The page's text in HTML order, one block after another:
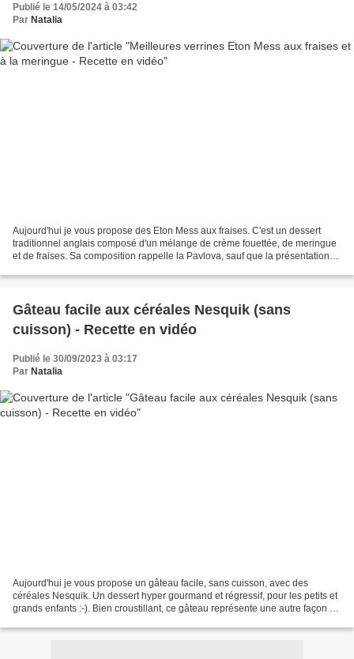
Publié le 14/05/2024 à 03:42
Par Natalia
Aujourd'hui je vous propose des Eton Mess aux fraises. C'est un dessert
traditionnel anglais composé d'un mélange de crème fouettée, de meringue
et de fraises. Sa composition rappelle la Pavlova, sauf que la présentation
Gâteau facile aux céréales Nesquik (sans
cuisson) - Recette en vidéo
Publié le 30/09/2023 à 03:17
Par Natalia
Aujourd'hui je vous propose un gâteau facile, sans cuisson, avec des
céréales Nesquik. Un dessert hyper gourmand et régressif, pour les petits et
grands enfants :-). Bien croustillant, ce gâteau représente une autre façon de